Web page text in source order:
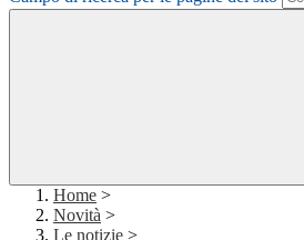
Home >
Novità >
Le notizie >